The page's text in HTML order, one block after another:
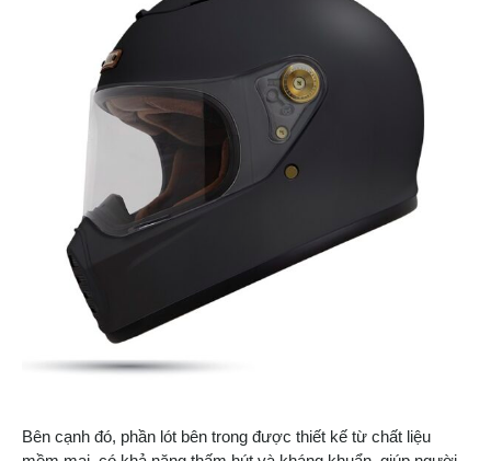
Bên cạnh đó, phần lót bên trong được thiết kế từ chất liệu